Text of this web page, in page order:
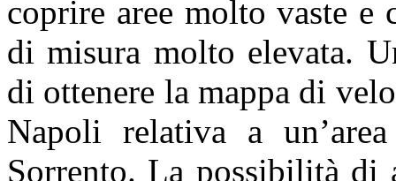
coprire aree molto vaste e
di misura molto elevata.
di ottenere la mappa di
Napoli relativa a
Sorrento. La possibilità di